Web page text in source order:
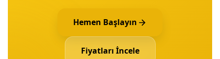
Hemen Başlayın
Fiyatları İncele